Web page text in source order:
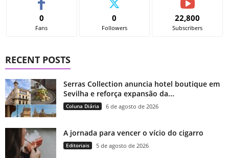
0
Fans
0
Followers
22,800
Subscribers
RECENT POSTS
Serras Collection anuncia hotel boutique em
Sevilha e reforça expansão da...
Coluna Diária 6 de agosto de 2026
A jornada para vencer o vício do cigarro
Editoriais 5 de agosto de 2026